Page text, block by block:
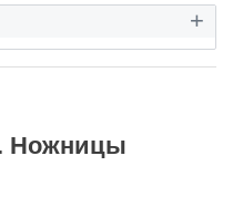
Ножницы